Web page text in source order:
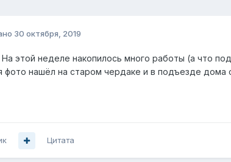
30 октября, 2019
этой неделе накопилось много работы (а что
нашёл на старом чердаке и в подъезде дома
Цитата